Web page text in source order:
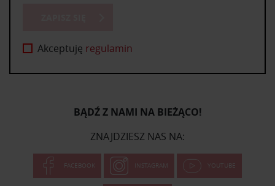
Akceptuję regulamin
BĄDŹ Z NAMI NA BIEŻĄCO!
ZNAJDZIESZ NAS NA:
FACEBOOK INSTAGRAM YOUTUBE